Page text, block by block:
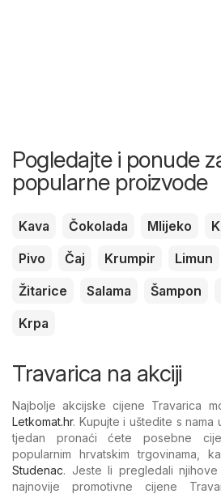
Pogledajte i ponude
popularne proizvode
Kava Čokolada Mlijeko
Pivo
Čaj Krumpir Limun
Žitarice
Salama Šampon
Krpa
Travarica na akciji
Najbolje akcijske cijene Travarica
Letkomat.hr. Kupujte i uštedite s nama
tjedan pronaći ćete posebne
popularnim hrvatskim trgovinama,
Studenac. Jeste li pregledali
najnovije promotivne cijene